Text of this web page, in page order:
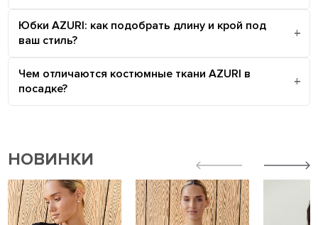
Юбки AZURI: как подобрать длину и крой под
ваш стиль?
Чем отличаются костюмные ткани AZURI в
посадке?
НОВИНКИ